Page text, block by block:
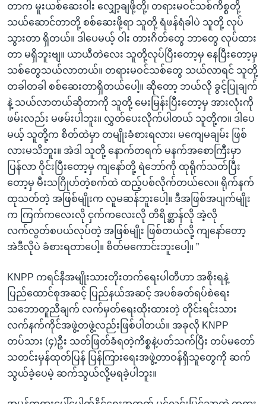
တာက မူးယစ်ဆေးဝါး လျှော့ချဖို့တို့၊ တရားမဝင်သစ်ကိစ္စတို့
သယ်ဆောင်တာတို့ စစ်ဆေးဖို့ရာ သူတို့ ရံဖန်ရံခါပဲ သူတို့ လုပ်
သွားတာ ရှိတယ်။ ဒါပေမယ့် ဝါး တားဂိတ်တွေ ဘာတွေ လုပ်ထား
တာ မရှိဘူးဗျ။ ယာယီတဲလေး သူတို့လုပ်ပြီးတော့မှ နေပြီးတော့မှ
သစ်တွေသယ်လာတယ်။ တရားမဝင်သစ်တွေ သယ်လာရင် သူတို့
တခါတခါ စစ်ဆေးတာရှိတယ်ပေါ့။ ဆိုတော့ ဘယ်လို ခွင့်ပြုချက်
နဲ့ သယ်လာတယ်ဆိုတာကို သူတို့ မေးမြန်းပြီးတော့မှ အားလုံးကို
ဖမ်းလည်း မဖမ်းပါဘူး။ လွှတ်ပေးလိုက်ပါတယ် သူတို့က။ ဒါပေ
မယ့် သူတို့က စိတ်ထဲမှာ တမျိုးခံစားရလား၊ မကျေမချမ်း ဖြစ်
လားမသိဘူး။ အဲဒါ သူတို့ နောက်တရက် မနက်အစောကြီးမှာ
ပြန်လာ ဝိုင်းပြီးတော့မှ ကျနော်တို့ ရဲဘော်ကို ထုရိုက်သတ်ပြီး
တော့မှ မီးသဂြိုဟ်တဲ့စက်ထဲ ထည့်ပစ်လိုက်တယ်လေ။ ရိုက်နက်
ထုသတ်တဲ့ အဖြစ်မျိုးက လူမဆန်ဘူးပေါ့။ ဒီအဖြစ်အပျက်မျိုး
က ကြက်ကလေးလို ငှက်ကလေးလို တိရိစ္ဆာန်လို အဲ့လို
လက်လွတ်စပယ်လုပ်တဲ့ အဖြစ်မျိုး ဖြစ်တယ်လို့ ကျနော်တော့
အဲဒီလိုပဲ ခံစားရတာပေါ့။ စိတ်မကောင်းဘူးပေါ့။ ”
KNPP ကရင်နီအမျိုးသားတိုးတက်ရေးပါတီဟာ အစိုးရနဲ့
ပြည်ထောင်စုအဆင့် ပြည်နယ်အဆင့် အပစ်ခတ်ရပ်စဲရေး
သဘောတူညီချက် လက်မှတ်ရေးထိုးထားတဲ့ တိုင်းရင်းသား
လက်နက်ကိုင်အဖွဲ့တဖွဲ့လည်းဖြစ်ပါတယ်။ အခုလို KNPP
တပ်သား (၄)ဦး သတ်ဖြတ်ခံရတဲ့ကိစ္စနဲ့ပတ်သက်ပြီး တပ်မတော်
သတင်းမှန်ထုတ်ပြန် ပြန်ကြားရေးအဖွဲ့တာဝန်ရှိသူတွေကို ဆက်
သွယ်ခဲ့ပေမဲ့ ဆက်သွယ်လို့မရခဲ့ပါဘူး။